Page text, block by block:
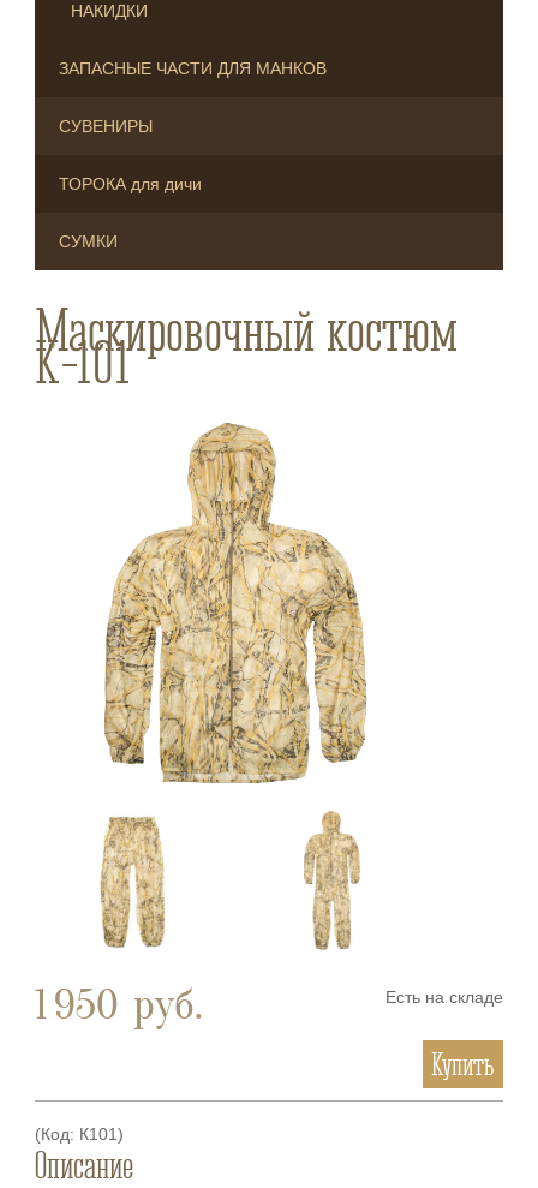
НАКИДКИ
ЗАПАСНЫЕ ЧАСТИ ДЛЯ МАНКОВ
СУВЕНИРЫ
ТОРОКА для дичи
СУМКИ
Маскировочный костюм
К-101
Есть на складе
1 950 руб.
Купить
(Код: К101)
Описание